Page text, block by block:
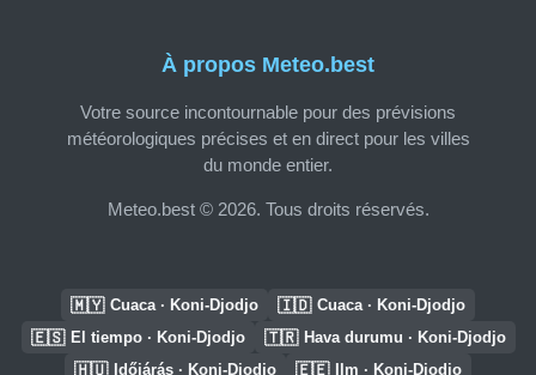
À propos Meteo.best
Votre source incontournable pour des prévisions
météorologiques précises et en direct pour les villes
du monde entier.
Meteo.best © 2026. Tous droits réservés.
🇲🇾 Cuaca · Koni-Djodjo 🇮🇩 Cuaca · Koni-Djodjo
🇪🇸 El tiempo · Koni-Djodjo 🇹🇷 Hava durumu · Koni-Djodjo
🇭🇺 Időjárás · Koni-Djodjo 🇪🇪 Ilm · Koni-Djodjo